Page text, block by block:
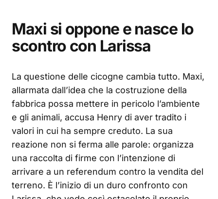
Maxi si oppone e nasce lo
scontro con Larissa
La questione delle cicogne cambia tutto. Maxi,
allarmata dall’idea che la costruzione della
fabbrica possa mettere in pericolo l’ambiente
e gli animali, accusa Henry di aver tradito i
valori in cui ha sempre creduto. La sua
reazione non si ferma alle parole: organizza
una raccolta di firme con l’intenzione di
arrivare a un referendum contro la vendita del
terreno. È l’inizio di un duro confronto con